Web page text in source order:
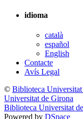
idioma
català
español
English
Contacte
Avís Legal
© Biblioteca
Universitat de Girona
Biblioteca Universitat
Powered by DSpace